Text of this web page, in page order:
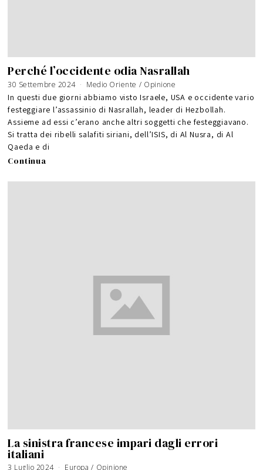
Perché l’occidente odia Nasrallah
30 Settembre 2024 Medio Oriente / Opinione
In questi due giorni abbiamo visto Israele, USA e occidente vario
festeggiare l’assassinio di Nasrallah, leader di Hezbollah.
Assieme ad essi c’erano anche altri soggetti che festeggiavano.
Si tratta dei ribelli salafiti siriani, dell’ISIS, di Al Nusra, di Al
Qaeda e di
Continua
La sinistra francese impari dagli errori
italiani
3 Luglio 2024 Europa / Opinione